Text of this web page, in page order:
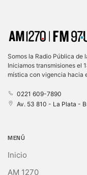
Somos la Radio Pública de
Iniciamos transmisiones el
mística con vigencia hacia
0221 609-7890
Av. 53 810 - La Plata -
MENÚ
Inicio
AM 1270